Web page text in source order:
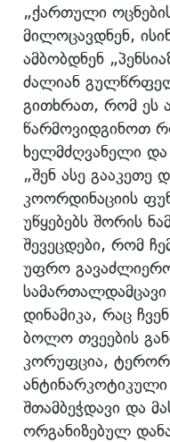
„ქართული
მილოცავდნენ,
ამბობდნენ
ძალიან
გითხრათ, რომ ეს
წარმოვიდგინოთ
ხელმძღვანელი
„შენ ასე გააკეთე
კოორდინაციის
უწყებებს შორის
შევეცდები, რომ
უფრო გავაძლიერო
სამართალდამცავი
დინამიკა, რაც
ბოლო თვეების
კორუფცია,
ანტინარკოტიკული
შთამბეჭდავი და
ორგანიზებულ